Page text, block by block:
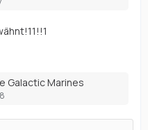
Galactic Marines